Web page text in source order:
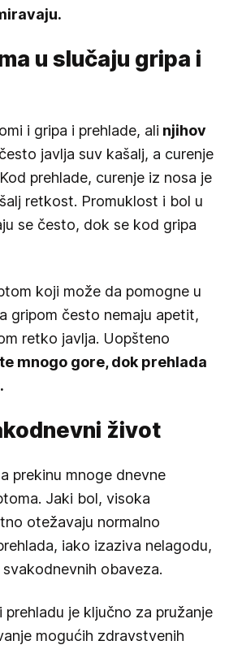
u slučaju gripa i
i gripa i prehlade, ali njihov
javlja suv kašalj, a curenje
prehlade, curenje iz nosa je
retkost. Promuklost i bol u
se često, dok se kod gripa
koji može da pomogne u
gripom često nemaju apetit,
retko javlja. Uopšteno
mnogo gore, dok prehlada
život
prekinu mnoge dnevne
Jaki bol, visoka
otežavaju normalno
iako izaziva nelagodu,
obaveza.
je ključno za pružanje
mogućih zdravstvenih